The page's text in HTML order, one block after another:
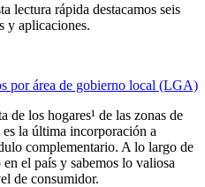
lectura rápida destacamos seis
y aplicaciones.
por área de gobierno local (LGA)
de los hogares¹ de las zonas de
la última incorporación a
complementario. A lo largo de
el país y sabemos lo valiosa
de consumidor.